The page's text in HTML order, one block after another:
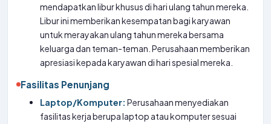
mendapatkan libur khusus di hari ulang tahun mereka.
Libur ini memberikan kesempatan bagi karyawan
untuk merayakan ulang tahun mereka bersama
keluarga dan teman-teman. Perusahaan memberikan
apresiasi kepada karyawan di hari spesial mereka.
Fasilitas Penunjang
Laptop/Komputer: Perusahaan menyediakan
fasilitas kerja berupa laptop atau komputer sesuai